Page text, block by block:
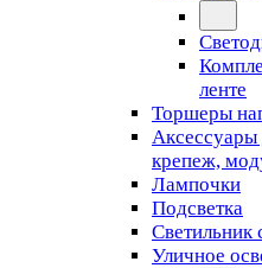
ленте
Торшеры
Аксессуары
крепеж,
Лампочки
Подсветка
Светильник
Уличное